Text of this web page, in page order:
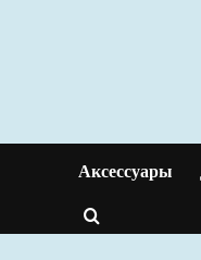
Аксессуары